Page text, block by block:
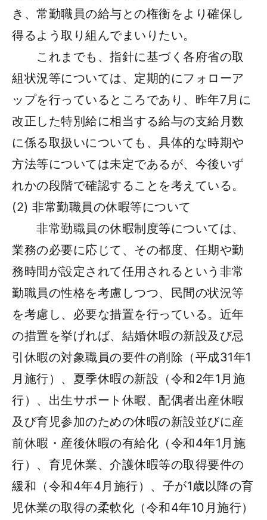
き、常勤職員の給与との権衡をより確保し
得るよう取り組んでまいりたい。
これまでも、指針に基づく各府省の取
組状況等については、定期的にフォローア
ップを行っているところであり、昨年7月に
改正した特別給に相当する給与の支給月数
に係る取扱いについても、具体的な時期や
方法等については未定であるが、今後いず
れかの段階で確認することを考えている。
(2) 非常勤職員の休暇等について
非常勤職員の休暇制度等については、
業務の必要に応じて、その都度、任期や勤
務時間が設定されて任用されるという非常
勤職員の性格を考慮しつつ、民間の状況等
を考慮し、必要な措置を行っている。近年
の措置を挙げれば、結婚休暇の新設及び忌
引休暇の対象職員の要件の削除（平成31年1
月施行）、夏季休暇の新設（令和2年1月施
行）、出生サポート休暇、配偶者出産休暇
及び育児参加のための休暇の新設並びに産
前休暇・産後休暇の有給化（令和4年1月施
行）、育児休業、介護休暇等の取得要件の
緩和（令和4年4月施行）、子が1歳以降の育
児休業の取得の柔軟化（令和4年10月施行）